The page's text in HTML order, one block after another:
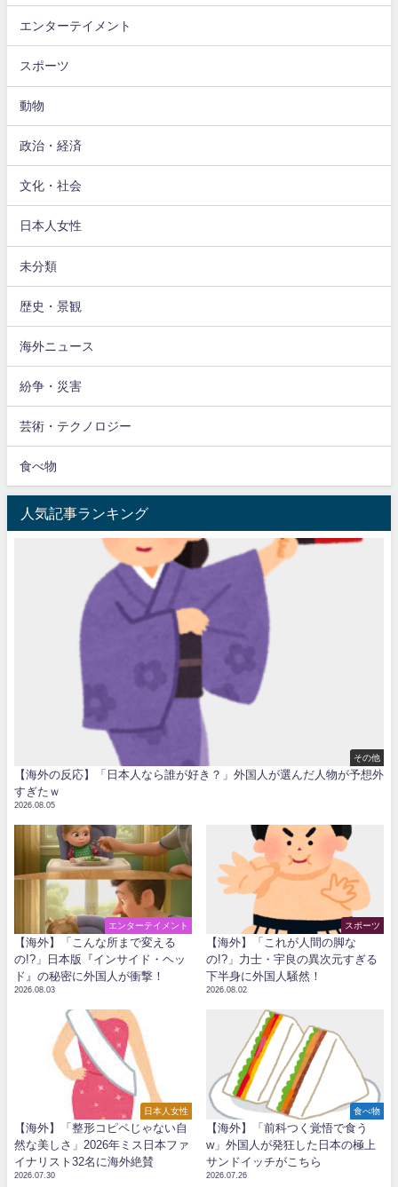
エンターテイメント
スポーツ
動物
政治・経済
文化・社会
日本人女性
未分類
歴史・景観
海外ニュース
紛争・災害
芸術・テクノロジー
食べ物
人気記事ランキング
その他
【海外の反応】「日本人なら誰が好き？」外国人が選んだ人物が予想外
すぎたｗ
2026.08.05
エンターテイメント
【海外】「こんな所まで変える
の!?」日本版『インサイド・ヘッ
ド』の秘密に外国人が衝撃！
2026.08.03
スポーツ
【海外】「これが人間の脚な
の!?」力士・宇良の異次元すぎる
下半身に外国人騒然！
2026.08.02
日本人女性
【海外】「整形コピペじゃない自
然な美しさ」2026年ミス日本ファ
イナリスト32名に海外絶賛
2026.07.30
食べ物
【海外】「前科つく覚悟で食う
w」外国人が発狂した日本の極上
サンドイッチがこちら
2026.07.26